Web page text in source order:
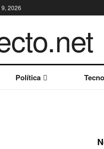
2026
Política